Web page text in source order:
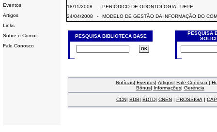
Eventos
Artigos
Links
Sobre o Comut
Fale Conosco
18/11/2008
-
PERIÓDICO DE ODONTOLOGIA - UFPE
24/04/2008
- MODELO DE GESTÃO DA INFORMAÇÃO DO
PESQUISA BIBLIOTECA BASE
PESQUISA
Notícias| Eventos| Artigos| Fale Conosco |
Bônus| Informações| Gerência
CCN| BDB| BDTD| CNEN | PROSSIGA |